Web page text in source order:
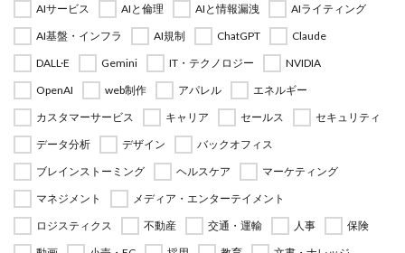
AIサービス
AIと倫理 AIと情報漏洩
AIライティング
AI基盤・インフラ
AI規制 ChatGPT
Claude
DALL·E
Gemini IT・テクノロジー
NVIDIA
OpenAI
web制作 アパレル
エネルギー
カスタマーサービス
キャリア セールス
セキュリティ
データ分析
デザイン
バックオフィス
ブレインストーミング
ヘルスケア
マーケティング
マネジメント
メディア・エンターテイメント
ロジスティクス
不動産 交通・運輸 人事
保険